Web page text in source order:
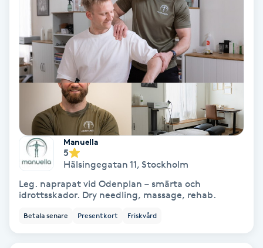
Skinbooster
Sklerosering
Skägg
Skäggfärgning
Skäggklippning
Manuella
5
Hälsingegatan 11, Stockholm
Leg. naprapat vid Odenplan – smärta och
idrottsskador. Dry needling, massage, rehab.
Betala senare Presentkort Friskvård